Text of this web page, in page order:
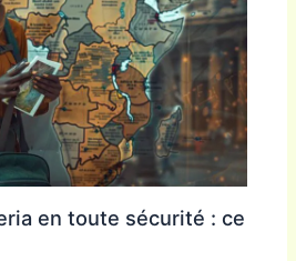
en toute sécurité : ce